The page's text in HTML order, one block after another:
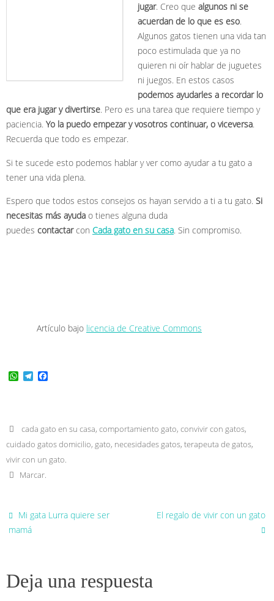
jugar. Creo que algunos ni se
acuerdan de lo que es eso.
Algunos gatos tienen una vida tan
poco estimulada que ya no
quieren ni oír hablar de juguetes
ni juegos. En estos casos
podemos ayudarles a recordar lo
que era jugar y divertirse. Pero es una tarea que requiere tiempo y
paciencia. Yo la puedo empezar y vosotros continuar, o viceversa.
Recuerda que todo es empezar.
Si te sucede esto podemos hablar y ver como ayudar a tu gato a
tener una vida plena.
Espero que todos estos consejos os hayan servido a ti a tu gato. Si
necesitas más ayuda o tienes alguna duda
puedes contactarcon Cada gato en su casa. Sin compromiso.
Artículo bajo licencia de Creative Commons
W
A
p
p
r
a
m
o
o
k
cada gato en su casa, comportamiento gato, convivir con gatos,
cuidado gatos domicilio, gato, necesidades gatos, terapeuta de gatos,
vivir con un gato.
Marcar.
Mi gata Lurra quiere ser
mamá
El regalo de vivir con un gato
Deja una respuesta